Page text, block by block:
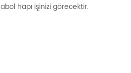
hapı işinizi görecektir.